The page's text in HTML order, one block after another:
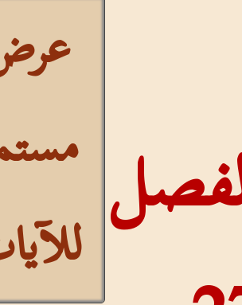
مستمر
للآيات